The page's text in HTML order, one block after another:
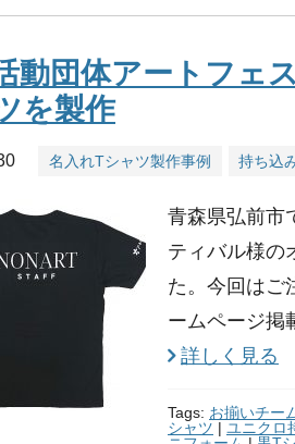
動団体アートフェ
を製作
名入れTシャツ製作事例 持ち込
青森県弘前市
ティバル様の
た。今回はご
ームページ掲
詳しく見る
Tags: お揃いチー
シャツ | ユニクロ